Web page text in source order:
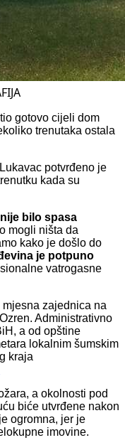
gotovo cijeli dom
trenutaka ostala
potvrđeno je
kada su
bilo spasa
mogli ništa da
kako je došlo do
je potpuno
vatrogasne
zajednica na
Administrativno
a od opštine
lokalnim šumskim
kraja
a okolnosti pod
biće utvrđene nakon
ogromna, jer je
imovine.